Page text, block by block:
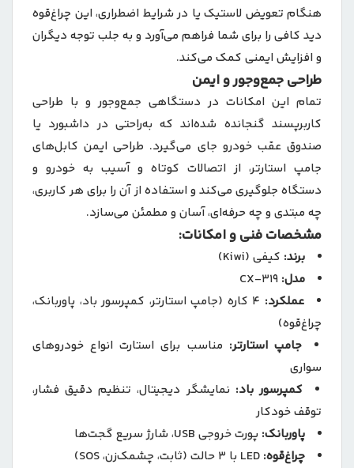
هنگام تعویض لاستیک یا در شرایط اضطراری، این چراغ‌قوه
دید کافی را برای شما فراهم می‌آورد و به جلب توجه دیگران
و افزایش ایمنی کمک می‌کند.
طراحی جمع‌وجور و ایمن
تمام این امکانات در دستگاهی جمع‌وجور و با طراحی
کاربرپسند گنجانده شده‌اند که به‌راحتی در داشبورد یا
صندوق عقب خودرو جای می‌گیرد. طراحی ایمن کابل‌های
جامپ استارتر، از اتصالات کوتاه و آسیب به خودرو و
دستگاه جلوگیری می‌کند و استفاده از آن را برای هر کاربری،
چه مبتدی و چه حرفه‌ای، آسان و مطمئن می‌سازد.
مشخصات فنی و امکانات:
برند: کیفی (Kiwi)
مدل:
عملکرد:
4 کاره (جامپ استارتر، کمپرسور باد، پاوربانک،
چراغ‌قوه)
جامپ استارتر: مناسب برای استارت انواع خودروهای
سواری
کمپرسور باد: نمایشگر دیجیتال، تنظیم دقیق فشار،
توقف خودکار
پاوربانک: پورت خروجی USB، شارژ سریع گجت‌ها
چراغ‌قوه: